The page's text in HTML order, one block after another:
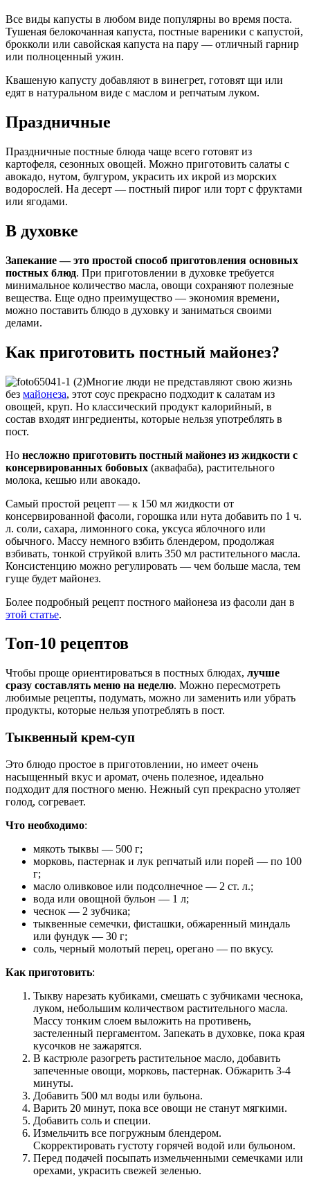
Все виды капусты в любом виде популярны во время поста.
Тушеная белокочанная капуста, постные вареники с капустой,
брокколи или савойская капуста на пару — отличный гарнир
или полноценный ужин.
Квашеную капусту добавляют в винегрет, готовят щи или
едят в натуральном виде с маслом и репчатым луком.
Праздничные
Праздничные постные блюда чаще всего готовят из
картофеля, сезонных овощей. Можно приготовить салаты с
авокадо, нутом, булгуром, украсить их икрой из морских
водорослей. На десерт — постный пирог или торт с фруктами
или ягодами.
В духовке
Запекание — это простой способ приготовления основных
постных блюд. При приготовлении в духовке требуется
минимальное количество масла, овощи сохраняют полезные
вещества. Еще одно преимущество — экономия времени,
можно поставить блюдо в духовку и заниматься своими
делами.
Как приготовить постный майонез?
Многие люди не представляют свою жизнь
без майонеза, этот соус прекрасно подходит к салатам из
овощей, круп. Но классический продукт калорийный, в
состав входят ингредиенты, которые нельзя употреблять в
пост.
Но несложно приготовить постный майонез из жидкости с
консервированных бобовых (аквафаба), растительного
молока, кешью или авокадо.
Самый простой рецепт — к 150 мл жидкости от
консервированной фасоли, горошка или нута добавить по 1 ч.
л. соли, сахара, лимонного сока, уксуса яблочного или
обычного. Массу немного взбить блендером, продолжая
взбивать, тонкой струйкой влить 350 мл растительного масла.
Консистенцию можно регулировать — чем больше масла, тем
гуще будет майонез.
Более подробный рецепт постного майонеза из фасоли дан в
этой статье.
Топ-10 рецептов
Чтобы проще ориентироваться в постных блюдах, лучше
сразу составлять меню на неделю. Можно пересмотреть
любимые рецепты, подумать, можно ли заменить или убрать
продукты, которые нельзя употреблять в пост.
Тыквенный крем-суп
Это блюдо простое в приготовлении, но имеет очень
насыщенный вкус и аромат, очень полезное, идеально
подходит для постного меню. Нежный суп прекрасно утоляет
голод, согревает.
Что необходимо:
мякоть тыквы — 500 г;
морковь, пастернак и лук репчатый или порей — по 100
г;
масло оливковое или подсолнечное — 2 ст. л.;
вода или овощной бульон — 1 л;
чеснок — 2 зубчика;
тыквенные семечки, фисташки, обжаренный миндаль
или фундук — 30 г;
соль, черный молотый перец, орегано — по вкусу.
Как приготовить:
Тыкву нарезать кубиками, смешать с зубчиками чеснока,
луком, небольшим количеством растительного масла.
Массу тонким слоем выложить на противень,
застеленный пергаментом. Запекать в духовке, пока края
кусочков не зажарятся.
В кастрюле разогреть растительное масло, добавить
запеченные овощи, морковь, пастернак. Обжарить 3-4
минуты.
Добавить 500 мл воды или бульона.
Варить 20 минут, пока все овощи не станут мягкими.
Добавить соль и специи.
Измельчить все погружным блендером.
Скорректировать густоту горячей водой или бульоном.
Перед подачей посыпать измельченными семечками или
орехами, украсить свежей зеленью.